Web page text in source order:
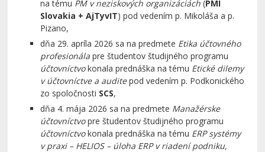
na tému PM v neziskových organizáciách (PMI
Slovakia + AjTyvIT) pod vedením p. Mikoláša a p.
Pizano,
dňa 29. apríla 2026 sa na predmete Etika účtovného
profesionála pre študentov študijného programu
účtovníctvokonala prednáška na tému Etické dilemy
v účtovníctve a auditepod vedením p. Podkonického
zo spoločnosti SCS,
dňa 4. mája 2026 sa na predmete Manažérske
účtovníctvopre študentov študijného programu
účtovníctvokonala prednáška na tému ERP systémy
v praxi – HELIOS – úloha ERP v riadení podniku,